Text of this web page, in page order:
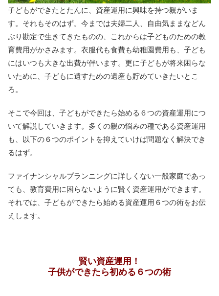
子どもができたとたんに、資産運用に興味を持つ親がいま
す。それもそのはず。今までは夫婦二人、自由気ままなどん
ぶり勘定で生きてきたものの、これからは子どものための教
育費用がかさみます。衣服代も食費も幼稚園費用も、子ども
にはいつも大きな出費が伴います。更に子どもが将来困らな
いために、子どもに遺すための遺産も貯めていきたいとこ
ろ。
そこで今回は、子どもができたら始める６つの資産運用につ
いて解説していきます。多くの親の悩みの種である資産運用
も、以下の６つのポイントを抑えていけば問題なく解決でき
るはず。
ファイナンシャルプランニングに詳しくない一般家庭であっ
ても、教育費用に困らないように賢く資産運用ができます。
それでは、子どもができたら始める資産運用６つの術をお伝
えします。
賢い資産運用！
子供ができたら初める６つの術